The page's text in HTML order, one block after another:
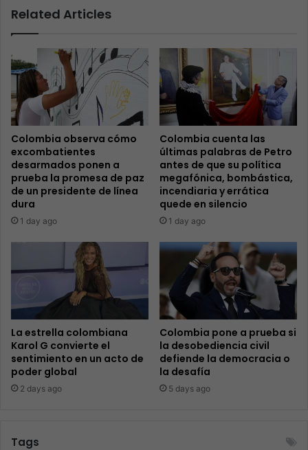
Related Articles
Colombia observa cómo
excombatientes
desarmados ponen a
prueba la promesa de paz
de un presidente de línea
dura
1 day ago
Colombia cuenta las
últimas palabras de Petro
antes de que su política
megafónica, bombástica,
incendiaria y errática
quede en silencio
1 day ago
La estrella colombiana
Karol G convierte el
sentimiento en un acto de
poder global
2 days ago
Colombia pone a prueba si
la desobediencia civil
defiende la democracia o
la desafía
5 days ago
Tags